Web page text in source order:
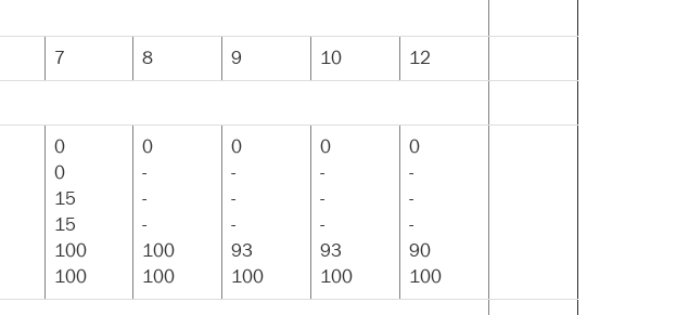
7 8 9 10
12
0
0
15
15
100
100
0
-
-
-
100
100
0
-
-
-
93
100
0
-
-
-
93
100
0
-
-
-
90
100